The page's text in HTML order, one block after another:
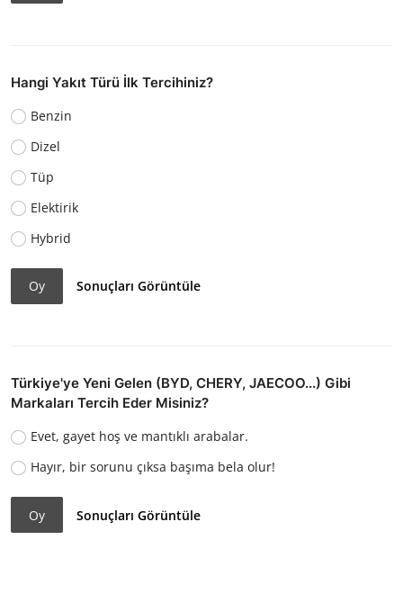
Hangi Yakıt Türü İlk Tercihiniz?
Benzin
Dizel
Tüp
Elektirik
Hybrid
Oy Sonuçları Görüntüle
Türkiye'ye Yeni Gelen (BYD, CHERY, JAECOO...) Gibi
Markaları Tercih Eder Misiniz?
Evet, gayet hoş ve mantıklı arabalar.
Hayır, bir sorunu çıksa başıma bela olur!
Oy Sonuçları Görüntüle